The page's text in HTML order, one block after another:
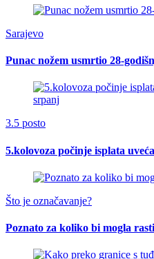
Sarajevo
Punac nožem usmrtio 28-
3.5 posto
5.kolovoza počinje isplata
Što je označavanje?
Poznato za koliko bi mogla